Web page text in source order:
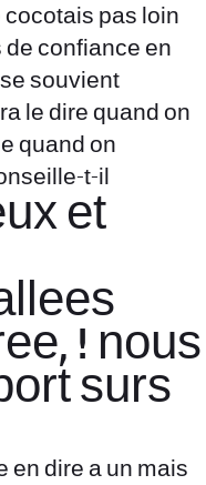
cocotais pas loin
de confiance en
souvient
le dire quand on
quand on
t-il
et
! nous
surs
en dire a un mais